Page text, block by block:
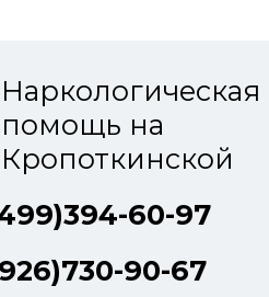
Наркологическая
помощь на
Кропоткинской
60-97
90-67